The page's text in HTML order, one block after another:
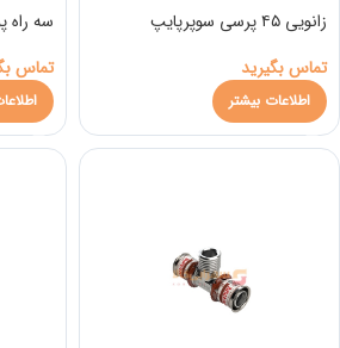
زانویی ۴۵ پرسی سوپرپایپ
تماس بگیرید
اطلاعات بیشتر
سه راه
تماس